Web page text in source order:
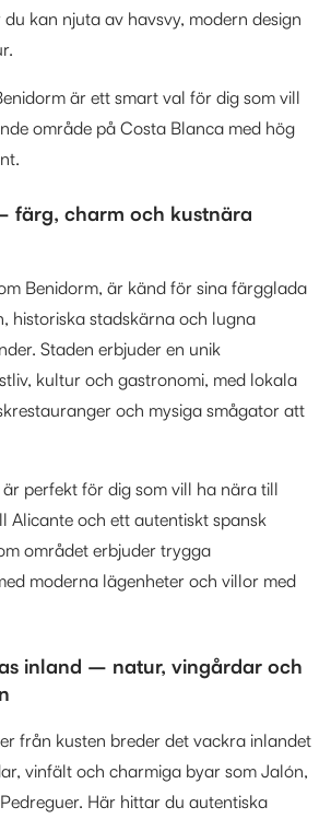
kan njuta av havsvy, modern design
är ett smart val för dig som vill
område på Costa Blanca med hög
färg, charm och kustnära
Benidorm, är känd för sina färgglada
historiska stadskärna och lugna
Staden erbjuder en unik
kultur och gastronomi, med lokala
och mysiga smågator att
perfekt för dig som vill ha nära till
Alicante och ett autentiskt spansk
området erbjuder trygga
moderna lägenheter och villor med
inland – natur, vingårdar och
från kusten breder det vackra inlandet
vinfält och charmiga byar som Jalón,
Här hittar du autentiska